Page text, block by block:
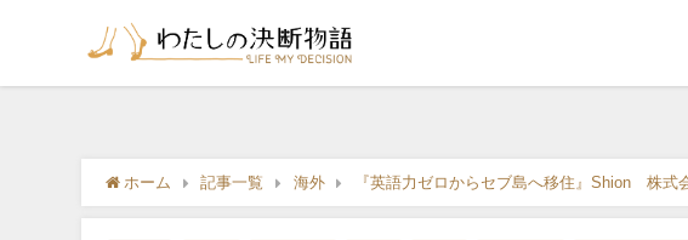
ホーム 記事一覧 海外 『英語力ゼロからセブ島へ移住』Shion 株式